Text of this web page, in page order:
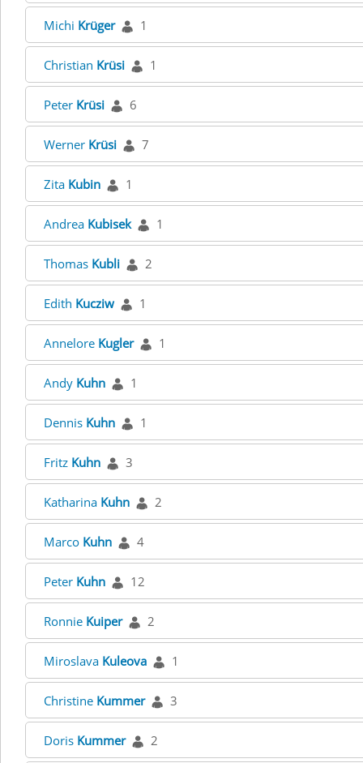
Michi Krüger 1
Christian Krüsi 1
Peter Krüsi 6
Werner Krüsi 7
Zita Kubin 1
Andrea Kubisek 1
Thomas Kubli 2
Edith Kucziw 1
Annelore Kugler 1
Andy Kuhn 1
Dennis Kuhn 1
Fritz Kuhn 3
Katharina Kuhn 2
Marco Kuhn 4
Peter Kuhn 12
Ronnie Kuiper 2
Miroslava Kuleova 1
Christine Kummer 3
Doris Kummer 2